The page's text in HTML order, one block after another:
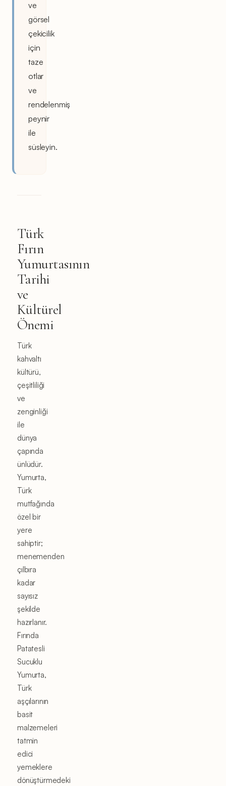
ve
görsel
çekicilik
için
taze
otlar
ve
rendelenmiş
peynir
ile
süsleyin.
Türk
Fırın
Yumurtasının
Tarihi
ve
Kültürel
Önemi
Türk
kahvaltı
kültürü,
çeşitliliği
ve
zenginliği
ile
dünya
çapında
ünlüdür.
Yumurta,
Türk
mutfağında
özel bir
yere
sahiptir;
menemenden
çılbıra
kadar
sayısız
şekilde
hazırlanır.
Fırında
Patatesli
Sucuklu
Yumurta,
Türk
aşçılarının
basit
malzemeleri
tatmin
edici
yemeklere
dönüştürmedeki